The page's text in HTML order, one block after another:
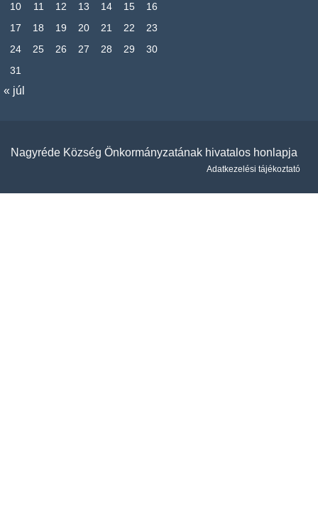
10
11 12 13 14 15
16
17
18 19 20 21 22
23
24
25 26 27 28 29
30
31
« júl
Nagyréde Község Önkormányzatának hivatalos honlapja
Adatkezelési tájékoztató